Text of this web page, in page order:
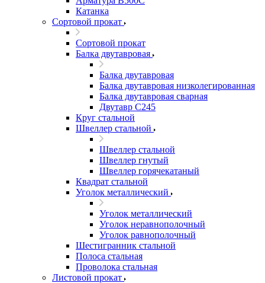
Катанка
Сортовой прокат
Сортовой прокат
Балка двутавровая
Балка двутавровая
Балка двутавровая низколегированная
Балка двутавровая сварная
Двутавр С245
Круг стальной
Швеллер стальной
Швеллер стальной
Швеллер гнутый
Швеллер горячекатаный
Квадрат стальной
Уголок металлический
Уголок металлический
Уголок неравнополочный
Уголок равнополочный
Шестигранник стальной
Полоса стальная
Проволока стальная
Листовой прокат